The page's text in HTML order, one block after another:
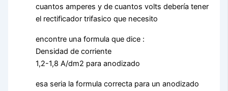
cuantos amperes y de cuantos volts debería tener
el rectificador trifasico que necesito
encontre una formula que dice :
Densidad de corriente
1,2-1,8 A/dm2 para anodizado
esa seria la formula correcta para un anodizado